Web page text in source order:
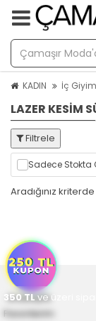
KADIN İç Giyim
LAZER KESIM
Filtrele
Sadece Stokta
Aradığınız
350 TLve üzeri
Anasayfa
Favorilerim